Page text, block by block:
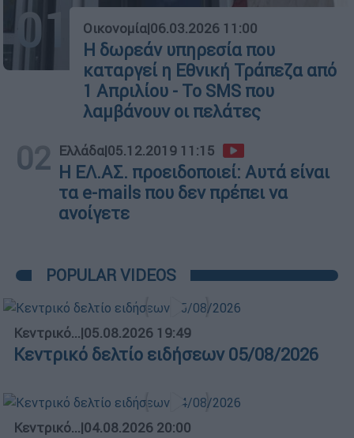
01 Οικονομία|06.03.2026 11:00
Η δωρεάν υπηρεσία που
καταργεί η Εθνική Τράπεζα από
1 Απριλίου - Το SMS που
λαμβάνουν οι πελάτες
02 Ελλάδα|05.12.2019 11:15
Η ΕΛ.ΑΣ. προειδοποιεί: Αυτά είναι
τα e-mails που δεν πρέπει να
ανοίγετε
POPULAR VIDEOS
Κεντρικό...|05.08.2026 19:49
Κεντρικό δελτίο ειδήσεων 05/08/2026
Κεντρικό...|04.08.2026 20:00